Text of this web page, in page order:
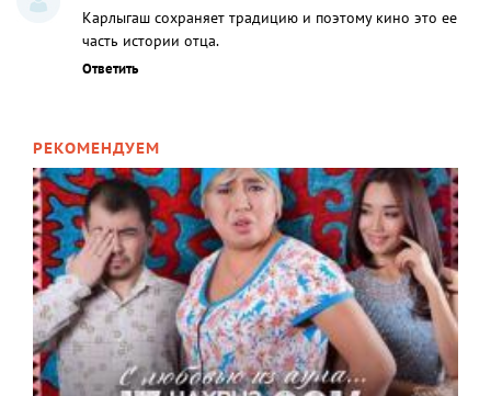
Карлыгаш сохраняет традицию и поэтому кино это ее
часть истории отца.
Ответить
РЕКОМЕНДУЕМ